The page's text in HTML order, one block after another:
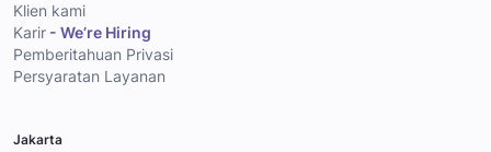
Klien kami
Karir - We’re Hiring
Pemberitahuan Privasi
Persyaratan Layanan
Jakarta